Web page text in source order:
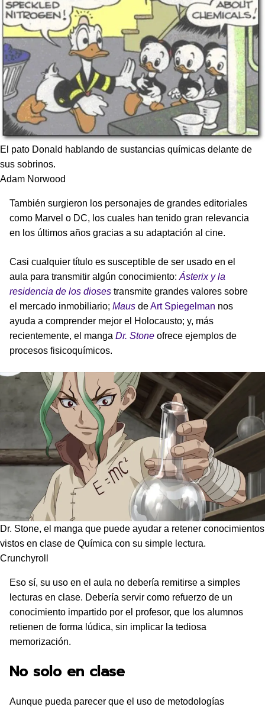
El pato Donald hablando de sustancias químicas delante de
sus sobrinos.
Adam Norwood
También surgieron los personajes de grandes editoriales
como Marvel o DC, los cuales han tenido gran relevancia
en los últimos años gracias a su adaptación al cine.
Casi cualquier título es susceptible de ser usado en el
aula para transmitir algún conocimiento: Ásterix y la
residencia de los dioses transmite grandes valores sobre
el mercado inmobiliario; Maus deArt Spiegelman nos
ayuda a comprender mejor el Holocausto; y, más
recientemente, el manga Dr. Stone ofrece ejemplos de
procesos fisicoquímicos.
Dr. Stone, el manga que puede ayudar a retener conocimientos
vistos en clase de Química con su simple lectura.
Crunchyroll
Eso sí, su uso en el aula no debería remitirse a simples
lecturas en clase. Debería servir como refuerzo de un
conocimiento impartido por el profesor, que los alumnos
retienen de forma lúdica, sin implicar la tediosa
memorización.
No solo en clase
Aunque pueda parecer que el uso de metodologías